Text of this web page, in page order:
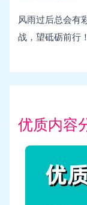
风雨过后总会有
战，望砥砺前行！
优质内容